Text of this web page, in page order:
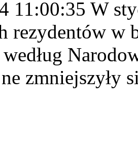
11:00:35 W
rezydentów w
zmniejszyły